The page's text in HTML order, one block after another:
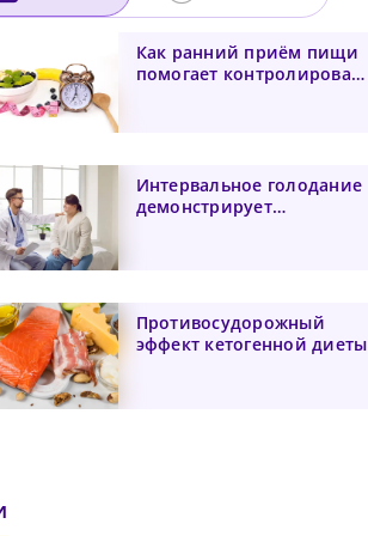
и
Как ранний приём пищи
помогает контролировать
Интервальное голодание
демонстрирует
Противосудорожный
эффект кетогенной диеты